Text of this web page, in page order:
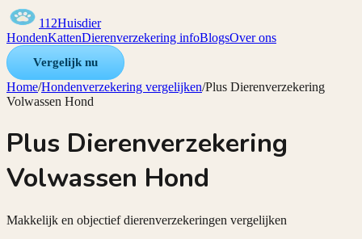
112Huisdier
HondenKattenDierenverzekering infoBlogsOver ons
Vergelijk nu
Home/Hondenverzekering vergelijken/Plus Dierenverzekering
Volwassen Hond
Plus Dierenverzekering
Volwassen Hond
Makkelijk en objectief dierenverzekeringen vergelijken